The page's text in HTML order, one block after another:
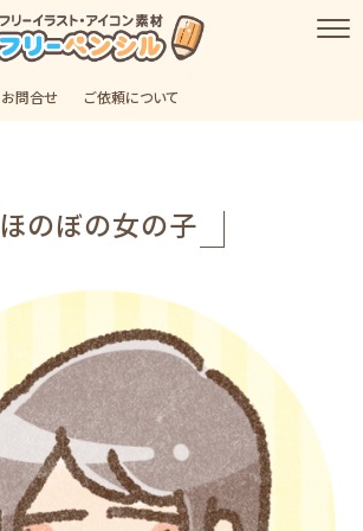
お問合せ ご依頼について
ほのぼの女の子